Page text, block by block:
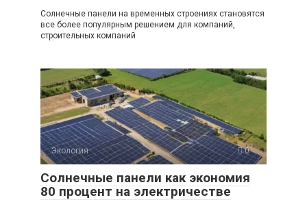
Солнечные панели на временных строениях становятся
все более популярным решением для компаний,
строительных компаний
Экология 0
Солнечные панели как экономия
80 процент на электричестве